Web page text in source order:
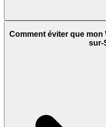
Comment éviter que mon
sur-